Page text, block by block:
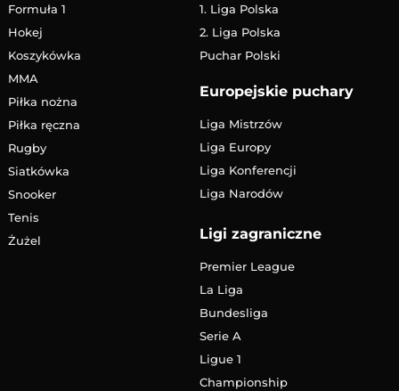
Formuła 1
Hokej
Koszykówka
MMA
Piłka nożna
Piłka ręczna
Rugby
Siatkówka
Snooker
Tenis
Żużel
1. Liga Polska
2. Liga Polska
Puchar Polski
Europejskie puchary
Liga Mistrzów
Liga Europy
Liga Konferencji
Liga Narodów
Ligi zagraniczne
Premier League
La Liga
Bundesliga
Serie A
Ligue 1
Championship